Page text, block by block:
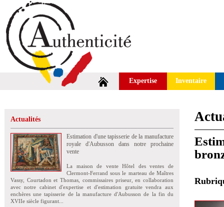
Expertise Inventaire
Actualités
Estimation d'une tapisserie de la manufacture
royale d'Aubusson dans notre prochaine
vente
La maison de vente Hôtel des ventes de
Clermont-Ferrand sous le marteau de Maîtres
Vassy, Courtadon et Thomas, commissaires priseur, en collaboration
avec notre cabinet d'expertise et d'estimation gratuite vendra aux
enchères une tapisserie de la manufacture d'Aubusson de la fin du
XVIIe siècle figurant...